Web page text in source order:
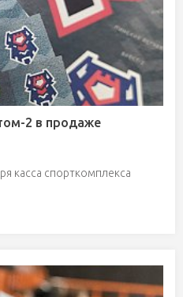
2 в продаже
касса спорткомплекса